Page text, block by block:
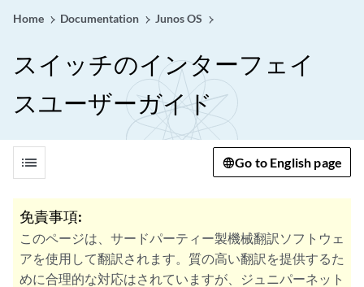
Home Documentation Junos OS
スイッチのインターフェイ
スユーザーガイド
list Go to English page
免責事項:
このページは、サードパーティー製機械翻訳ソフトウェ
アを使用して翻訳されます。質の高い翻訳を提供するた
めに合理的な対応はされていますが、ジュニパーネット